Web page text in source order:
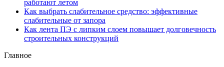
работают летом
Как выбрать слабительное средство: эффективные
слабительные от запора
Как лента ПЭ с липким слоем повышает долговечность
строительных конструкций
Главное